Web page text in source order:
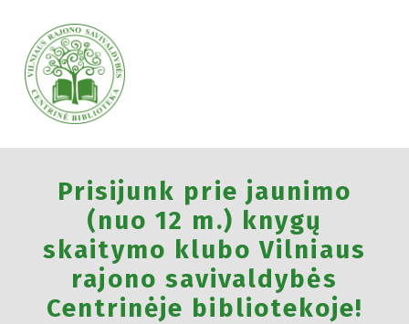
VILNIAUS RAJONO SAVIVALDYBĖS CENTRINĖ BIBLIOTEKA
Prisijunk prie jaunimo
(nuo 12 m.) knygų
skaitymo klubo Vilniaus
rajono savivaldybės
Centrinėje bibliotekoje!